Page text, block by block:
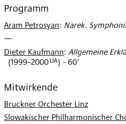
Programm
Aram Petrosyan: Narek.
—
Dieter Kaufmann: Allgemeine
(1999–2000UA) - 60'
Mitwirkende
Bruckner Orchester Linz
Slowakischer Philharmonischer